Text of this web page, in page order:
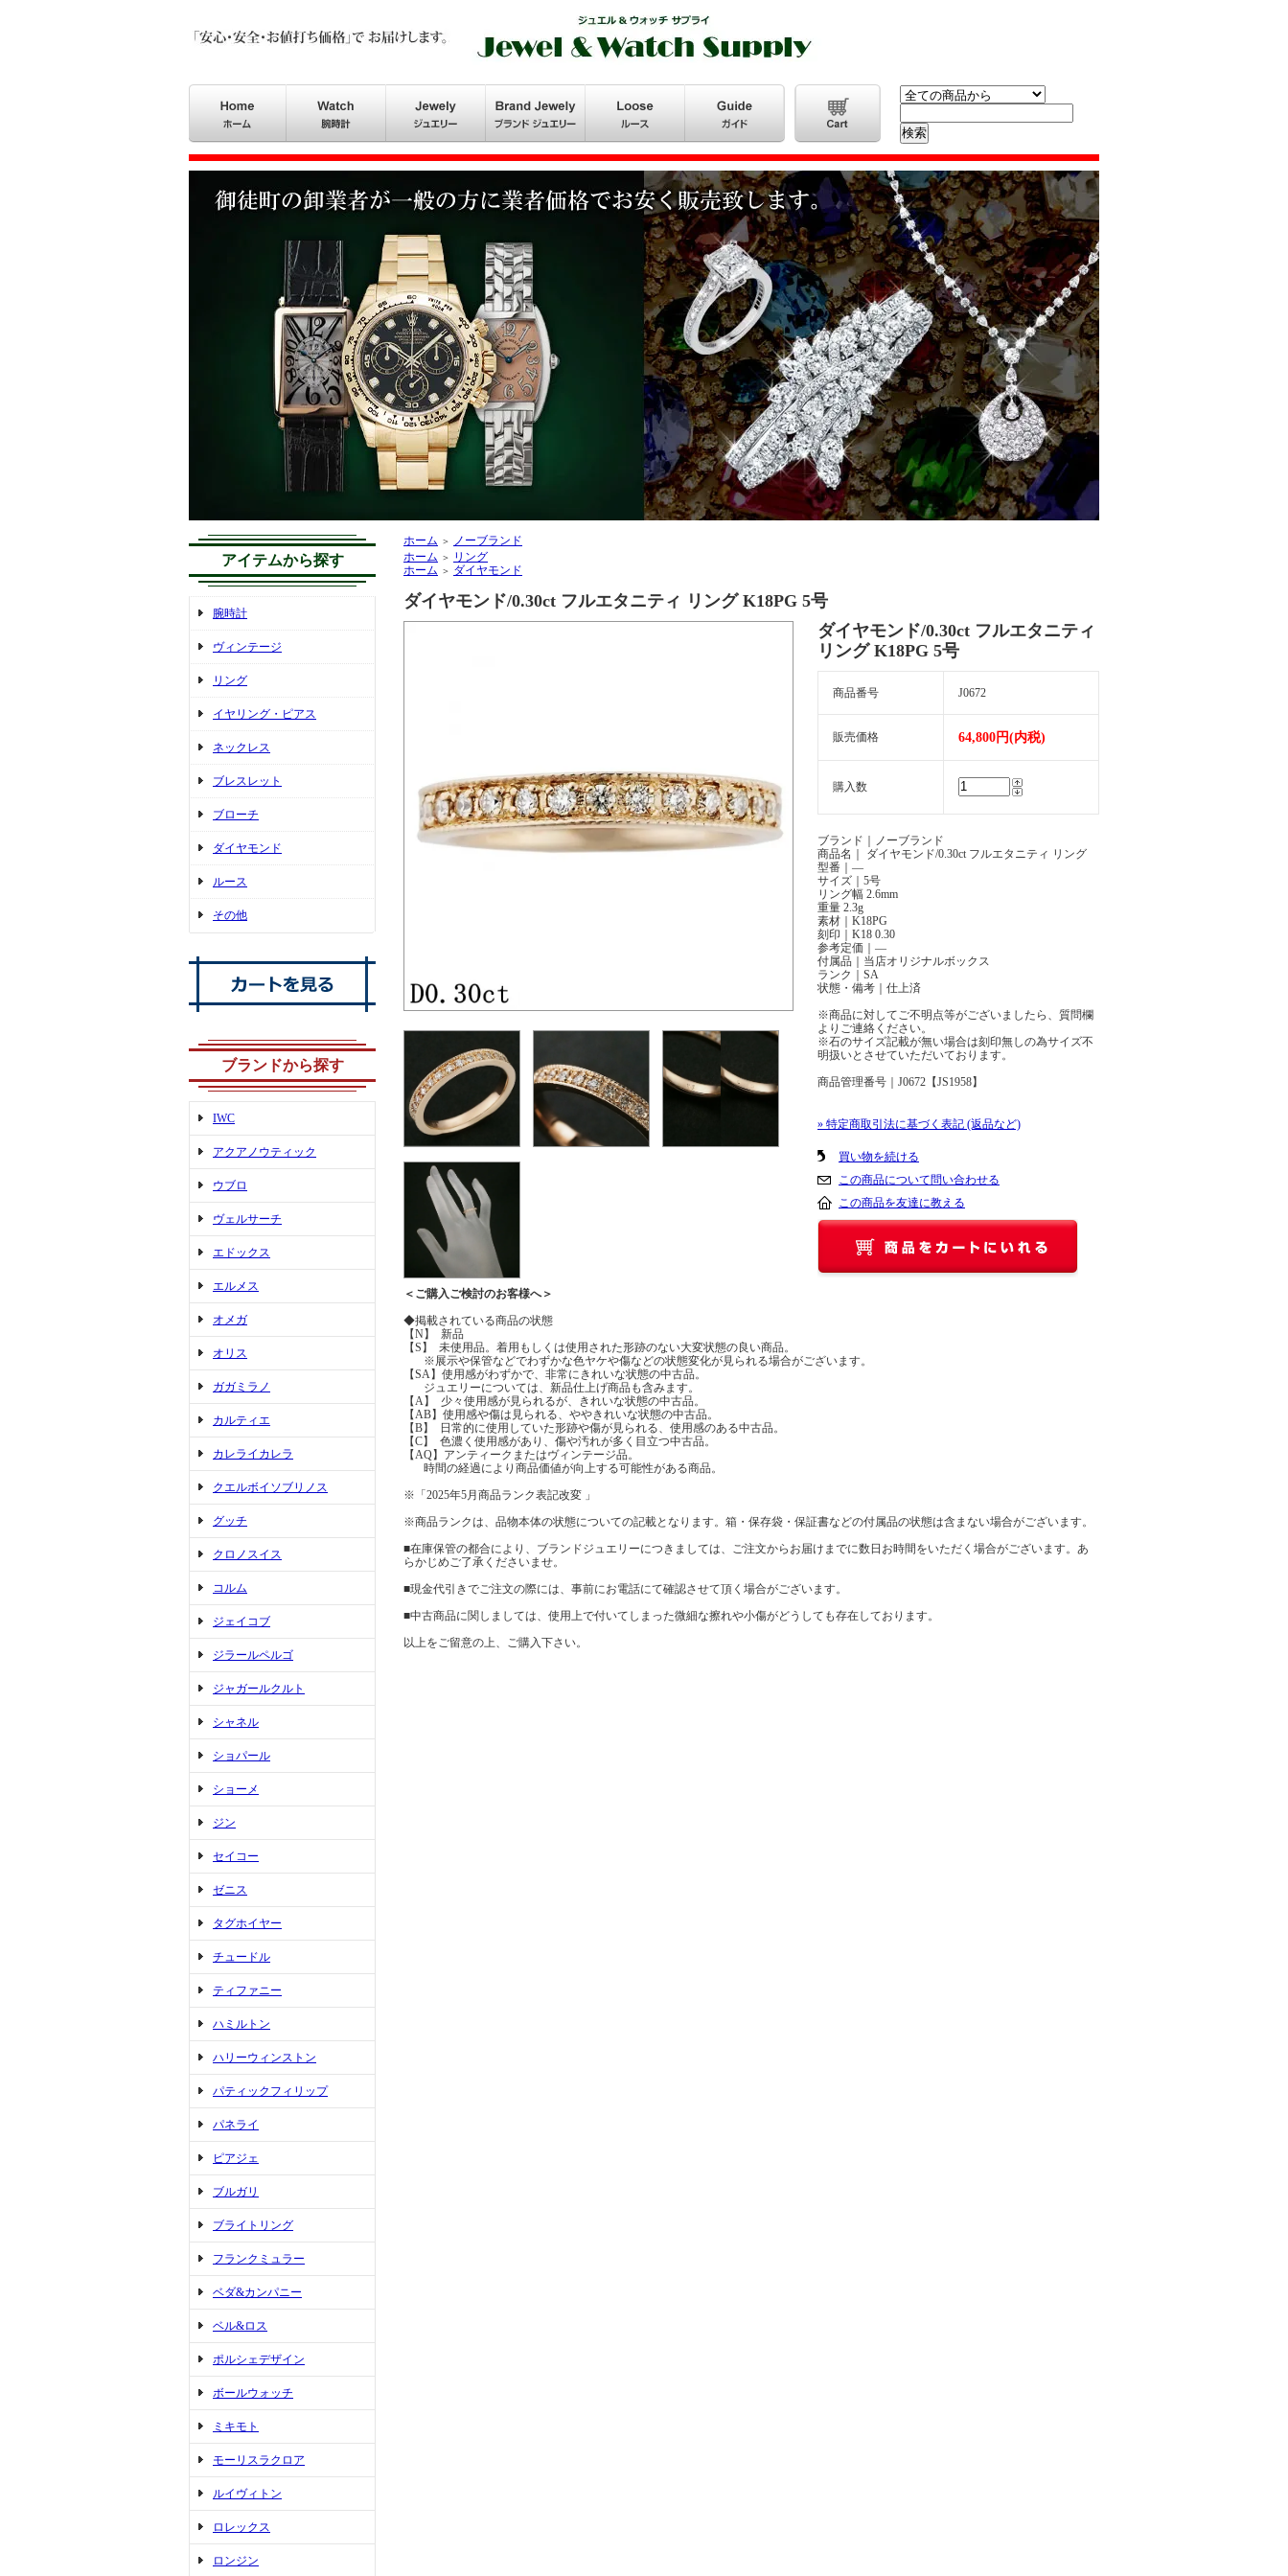
アイテムから探す
腕時計
ヴィンテージ
リング
イヤリング・ピアス
ネックレス
ブレスレット
ブローチ
ダイヤモンド
ルース
その他
ブランドから探す
IWC
アクアノウティック
ウブロ
ヴェルサーチ
エドックス
エルメス
オメガ
オリス
ガガミラノ
カルティエ
カレライカレラ
クエルボイソブリノス
グッチ
クロノスイス
コルム
ジェイコブ
ジラールペルゴ
ジャガールクルト
シャネル
ショパール
ショーメ
ジン
セイコー
ゼニス
タグホイヤー
チュードル
ティファニー
ハミルトン
ハリーウィンストン
パティックフィリップ
パネライ
ピアジェ
ブルガリ
ブライトリング
フランクミュラー
ベダ&カンパニー
ベル&ロス
ポルシェデザイン
ボールウォッチ
ミキモト
モーリスラクロア
ルイヴィトン
ロレックス
ロンジン
ホーム ＞
ノーブランド
ホーム ＞
リング
ホーム ＞ ダイヤモンド
ダイヤモンド/0.30ct フルエタニティ リング K18PG 5号
ダイヤモンド/0.30ct フルエタニティ
リング K18PG 5号
商品番号 J0672
販売価格 64,800円(内税)
購入数
ブランド｜ノーブランド
商品名｜ ダイヤモンド/0.30ct フルエタニティ リング
型番｜―
サイズ｜5号
リング幅 2.6mm
重量 2.3g
素材｜K18PG
刻印｜K18 0.30
参考定価｜―
付属品｜当店オリジナルボックス
ランク｜SA
状態・備考｜仕上済
※商品に対してご不明点等がございましたら、質問欄
よりご連絡ください。
※石のサイズ記載が無い場合は刻印無しの為サイズ不
明扱いとさせていただいております。
商品管理番号｜J0672【JS1958】
» 特定商取引法に基づく表記 (返品など)
買い物を続ける
この商品について問い合わせる
この商品を友達に教える
＜ご購入ご検討のお客様へ＞
◆掲載されている商品の状態
【N】 新品
【S】 未使用品。着用もしくは使用された形跡のない大変状態の良い商品。
※展示や保管などでわずかな色ヤケや傷などの状態変化が見られる場合がございます。
【SA】使用感がわずかで、非常にきれいな状態の中古品。
ジュエリーについては、新品仕上げ商品も含みます。
【A】 少々使用感が見られるが、きれいな状態の中古品。
【AB】使用感や傷は見られる、ややきれいな状態の中古品。
【B】 日常的に使用していた形跡や傷が見られる、使用感のある中古品。
【C】 色濃く使用感があり、傷や汚れが多く目立つ中古品。
【AQ】アンティークまたはヴィンテージ品。
時間の経過により商品価値が向上する可能性がある商品。
※「2025年5月商品ランク表記改変 」
※商品ランクは、品物本体の状態についての記載となります。箱・保存袋・保証書などの付属品の状態は含まない場合がございます。
■在庫保管の都合により、ブランドジュエリーにつきましては、ご注文からお届けまでに数日お時間をいただく場合がございます。あ
らかじめご了承くださいませ。
■現金代引きでご注文の際には、事前にお電話にて確認させて頂く場合がございます。
■中古商品に関しましては、使用上で付いてしまった微細な擦れや小傷がどうしても存在しております。
以上をご留意の上、ご購入下さい。